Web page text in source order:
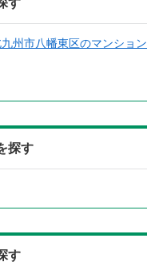
す
州市八幡東区のマンション
探す
す